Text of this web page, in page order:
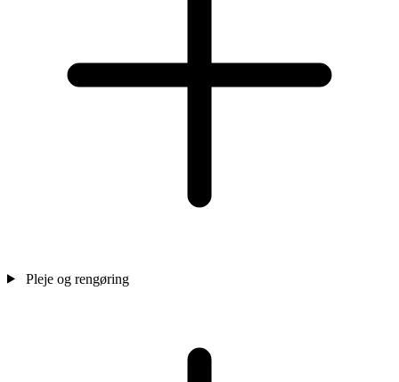
Pleje og rengøring